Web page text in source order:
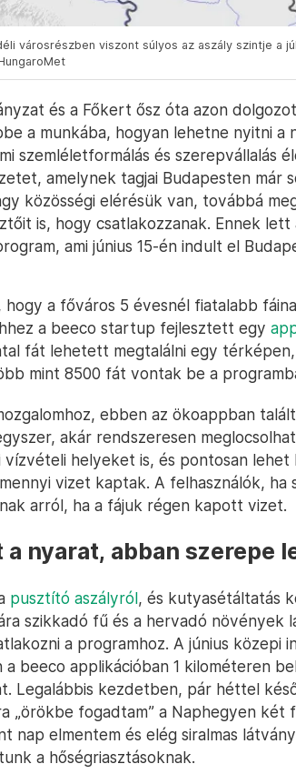
városrészben viszont súlyos az aszály szintje a
és a Főkert ősz óta azon
a munkába, hogyan lehetne nyitni a
szemléletformálás és szerepvállalás
amelynek tagjai Budapesten már
közösségi elérésük van, továbbá
is, hogy csatlakozzanak. Ennek lett
ami június 15-én indult el
hogy a főváros 5 évesnél fiatalabb
a beeco startup fejlesztett egy
fát lehetett megtalálni egy
mint 8500 fát vontak be a
ebben az ökoappban
akár rendszeresen
vízvételi helyeket is, és pontosan
vizet kaptak. A felhasználók, ha
arról, ha a fájuk régen kapott vizet.
nyarat, abban szerepe
pusztító aszályról, és kutyasétáltatás
szikkadó fű és a hervadó növények
a programhoz. A június közepi
beeco applikációban 1 kilométeren
Legalábbis kezdetben, pár héttel
„örökbe fogadtam” a Naphegyen két
nap elmentem és elég siralmas
a hőségriasztásoknak.